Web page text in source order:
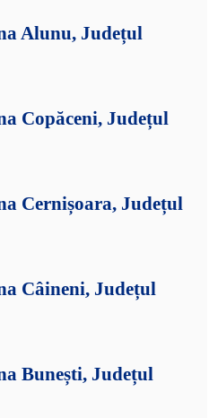
Alunu, Județul
Copăceni, Județul
Cernișoara, Județul
Câineni, Județul
Bunești, Județul